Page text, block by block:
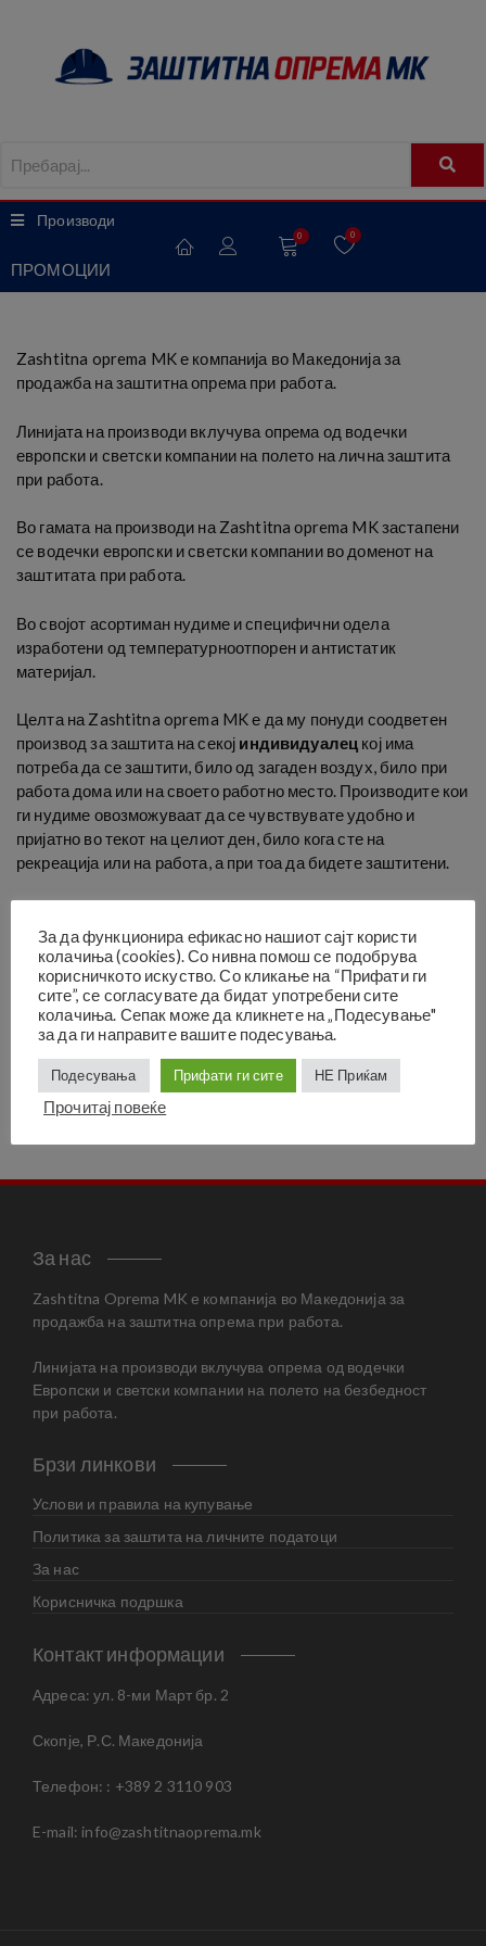
Производи
ПРОМОЦИИ
0 0
Zashtitna oprema MK е компанија во Македонија за
продажба на заштитна опрема при работа.
Линијата на производи вклучува опрема од водечки
европски и светски компании на полето на лична заштита
при работа.
Во гамата на производи на Zashtitna оprema MK застапени
се водечки европски и светски компании во доменот на
заштитата при работа.
Во својот асортиман нудиме и специфични одела
изработени од температурноотпорен и антистатик
материјал.
Целта на Zashtitna oprema MK е да му понуди соодветен
производ за заштита на секој индивидуалец кој има
потреба да се заштити, било од загаден воздух, било при
работа дома или на своето работно место. Производите кои
ги нудиме овозможуваат да се чувствувате удобно и
пријатно во текот на целиот ден, било кога сте на
рекреација или на работа, а при тоа да бидете заштитени.
малопродажба, за лица кои имаат потреба индивидуално
да се снабдат со производи за лична заштита. За потреба
од поширок асортиман или поголема количина на
производи т.е. за големопродажба, обратете се во
ДВОРНИКwww.dvornik.com.mk, во чија соопственост е
Zashtitna оprema MK.
За нас
Zashtitna Oprema MK е компанија во Македонија за
продажба на заштитна опрема при работа.
Линијата на производи вклучува опрема од водечки
Европски и светски компании на полето на безбедност
при работа.
Брзи линкови
Услови и правила на купување
Политика за заштита на личните податоци
За нас
Корисничка подршка
Контакт информации
Адреса: ул. 8-ми Март бр. 2
Скопје, Р.С. Македонија
Телефон: : +389 2 3110 903
E-mail: info@zashtitnaoprema.mk
За да функционира ефикасно нашиот сајт користи
колачиња (cookies). Со нивна помош се подобрува
корисничкото искуство. Со кликање на “Прифати ги
сите”, се согласувате да бидат употребени сите
колачиња. Сепак може да кликнете на „Подесување"
за да ги направите вашите подесувања.
Подесувања Прифати ги сите НЕ Приќам
Прочитај повеќе